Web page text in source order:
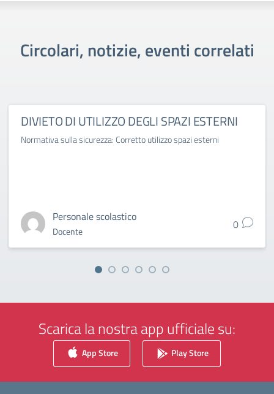
Circolari, notizie, eventi correlati
DIVIETO DI UTILIZZO DEGLI SPAZI ESTERNI
Normativa sulla sicurezza: Corretto utilizzo spazi esterni
Personale scolastico
Docente 0
Scarica la nostra app ufficiale su:
App Store Play Store